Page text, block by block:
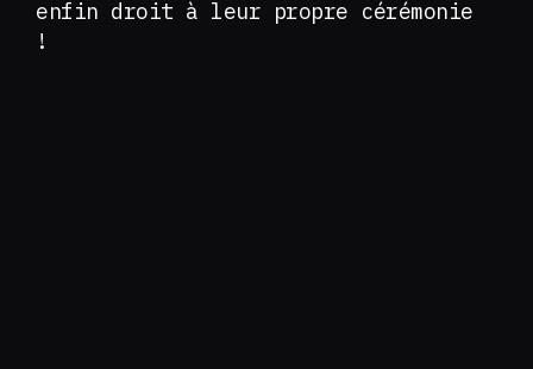
enfin droit à leur propre cérémonie
!